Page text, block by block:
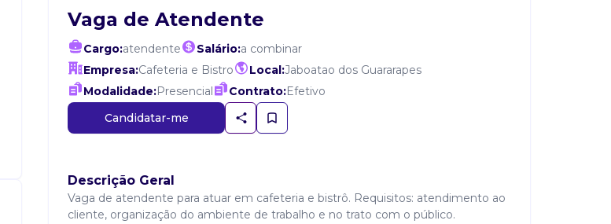
Vaga de Atendente
Cargo:atendente Salário:a combinar
Empresa:Cafeteria e Bistro Local:Jaboatao dos Guararapes
Modalidade:Presencial Contrato:Efetivo
Candidatar-me
Descrição Geral
Vaga de atendente para atuar em cafeteria e bistrô. Requisitos: atendimento ao
cliente, organização do ambiente de trabalho e no trato com o público.